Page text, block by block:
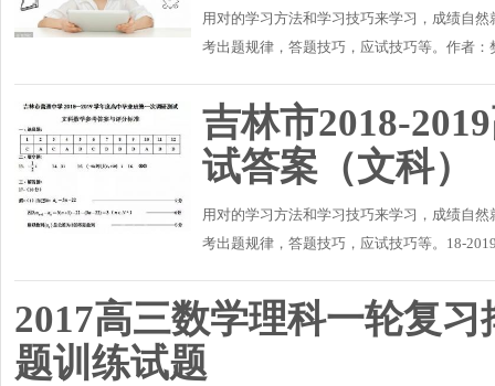
用对的学习方法和学习技巧来学习，成绩自
考出题规律，答题技巧，应试技巧等。作者
吉林市2018-
试答案（文科）
用对的学习方法和学习技巧来学习，成绩自
考出题规律，答题技巧，应试技巧等。18-
2017高三数学理科一轮复
题训练试题